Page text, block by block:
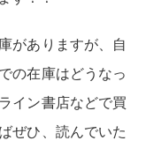
がありますが、自
の在庫はどうなっ
イン書店などで買
ぜひ、読んでいた